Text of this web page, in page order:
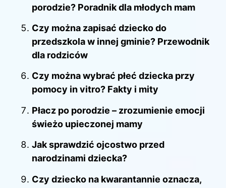
porodzie? Poradnik dla młodych mam
Czy można zapisać dziecko do
przedszkola w innej gminie? Przewodnik
dla rodziców
Czy można wybrać płeć dziecka przy
pomocy in vitro? Fakty i mity
Płacz po porodzie – zrozumienie emocji
świeżo upieczonej mamy
Jak sprawdzić ojcostwo przed
narodzinami dziecka?
Czy dziecko na kwarantannie oznacza,